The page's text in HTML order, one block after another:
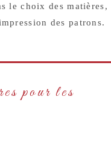
le choix des matières,
des patrons.
pour les